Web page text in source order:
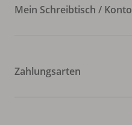
Mein Schreibtisch / Konto
Zahlungsarten